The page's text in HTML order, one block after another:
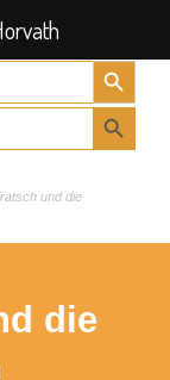
Search Button
Search Button
und die
die